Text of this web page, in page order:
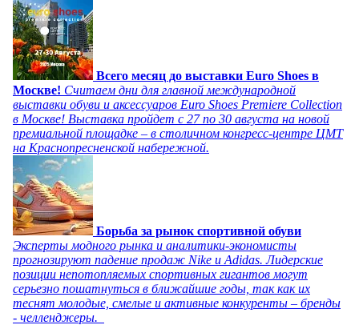
Всего месяц до выставки Euro Shoes в
Москве! Считаем дни для главной международной
выставки обуви и аксессуаров Euro Shoes Premiere Collection
в Москве! Выставка пройдет с 27 по 30 августа на новой
премиальной площадке – в столичном конгресс-центре ЦМТ
на Краснопресненской набережной.
Борьба за рынок спортивной обуви
Эксперты модного рынка и аналитики-экономисты
прогнозируют падение продаж Nike и Adidas. Лидерские
позиции непотопляемых спортивных гигантов могут
серьезно пошатнуться в ближайшие годы, так как их
теснят молодые, смелые и активные конкуренты – бренды
- челленджеры.